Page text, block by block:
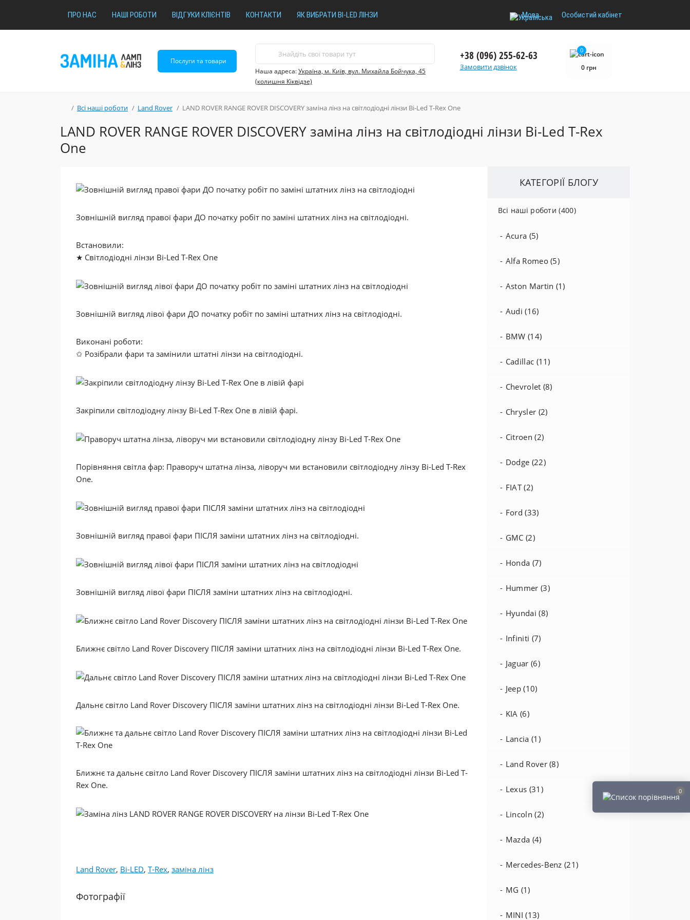
0
ПРО НАС НАШІ РОБОТИ ВІДГУКИ КЛІЄНТІВ КОНТАКТИ ЯК ВИБРАТИ BI-LED ЛІНЗИ Мова Особистий кабінет
Послуги та товари
Наша адреса:Україна, м. Київ, вул. Михайла Бойчука, 45
(колишня Кіквідзе)
+38 (096) 255-62-63
Замовити дзвінок
0
0 грн
Всі наші роботи Land Rover LAND ROVER RANGE ROVER DISCOVERY заміна лінз на світлодіодні лінзи Bi-Led T-Rex One
LAND ROVER RANGE ROVER DISCOVERY заміна лінз на світлодіодні лінзи Bi-Led T-Rex
One
Зовнішній вигляд правої фари ДО початку робіт по заміні штатних лінз на світлодіодні.
Встановили:
★ Світлодіодні лінзи Bi-Led T-Rex One
Зовнішній вигляд лівої фари ДО початку робіт по заміні штатних лінз на світлодіодні.
Виконані роботи:
✩ Розібрали фари та замінили штатні лінзи на світлодіодні.
Закріпили світлодіодну лінзу Bi-Led T-Rex One в лівій фарі.
Порівняння світла фар: Праворуч штатна лінза, ліворуч ми встановили світлодіодну лінзу Bi-Led T-Rex
One.
Зовнішній вигляд правої фари ПІСЛЯ заміни штатних лінз на світлодіодні.
Зовнішній вигляд лівої фари ПІСЛЯ заміни штатних лінз на світлодіодні.
Ближнє світло Land Rover Discovery ПІСЛЯ заміни штатних лінз на світлодіодні лінзи Bi-Led T-Rex One.
Дальнє світло Land Rover Discovery ПІСЛЯ заміни штатних лінз на світлодіодні лінзи Bi-Led T-Rex One.
Ближнє та дальнє світло Land Rover Discovery ПІСЛЯ заміни штатних лінз на світлодіодні лінзи Bi-Led T-
Rex One.
Land Rover, Bi-LED, T-Rex, заміна лінз
Фотографії
КАТЕГОРІЇ БЛОГУ
Всі наші роботи (400)
Acura (5)
Alfa Romeo (5)
Aston Martin (1)
Audi (16)
BMW (14)
Cadillac (11)
Chevrolet (8)
Chrysler (2)
Citroen (2)
Dodge (22)
FIAT (2)
Ford (33)
GMC (2)
Honda (7)
Hummer (3)
Hyundai (8)
Infiniti (7)
Jaguar (6)
Jeep (10)
KIA (6)
Lancia (1)
Land Rover (8)
Lexus (31)
Lincoln (2)
Mazda (4)
Mercedes-Benz (21)
MG (1)
MINI (13)